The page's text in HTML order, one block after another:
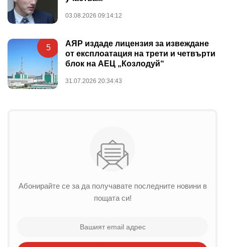
03.08.2026 09:14:12
5
АЯР издаде лицензия за извеждане
от експлоатация на трети и четвърти
блок на АЕЦ „Козлодуй“
31.07.2026 20:34:43
Абонирайте се за да получавате последните новини в
пощата си!